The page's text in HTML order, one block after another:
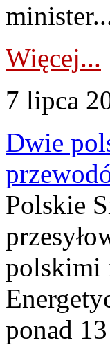
Więcej...
7 lipca
Dwie
Polskie
polskimi
ponad